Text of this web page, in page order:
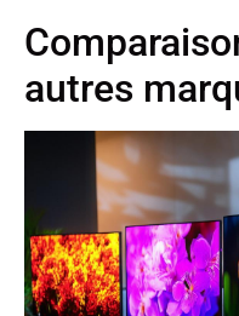
autres